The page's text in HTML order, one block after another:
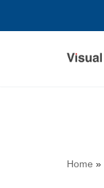
Home »